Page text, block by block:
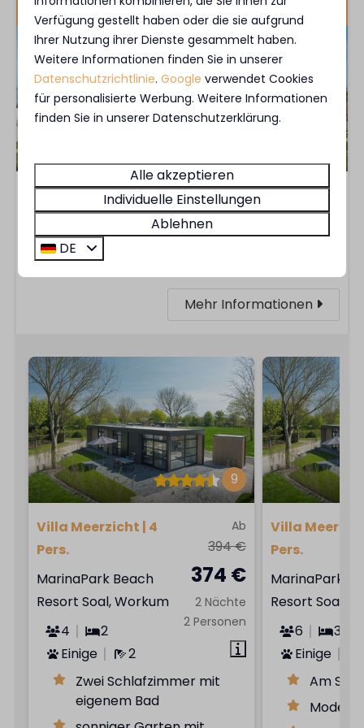
Das MarinaPark Beach Resort Soal ist
wunderschön am Strand des IJsselmeers
gelegen und bietet Campingplätze, Ferienhäuser
und Wohnungen.
Mehr Informationen
9
Ab
394 €
374 €
2 Nächte
2 Personen
Villa Meerzicht | 4
Pers.
MarinaPark Beach
Resort Soal, Workum
4
2
Einige
2
Zwei Schlafzimmer mit
eigenem Bad
Villa
Pers.
MarinaPark
Resort Soal,
6
3
Einige
Am
Verfügung gestellt haben oder die sie aufgrund
Ihrer Nutzung ihrer Dienste gesammelt haben.
Weitere Informationen finden Sie in unserer
Datenschutzrichtlinie.Google verwendet Cookies
für personalisierte Werbung. Weitere Informationen
finden Sie in unserer Datenschutzerklärung.
Alle akzeptieren
Individuelle Einstellungen
Ablehnen
DE